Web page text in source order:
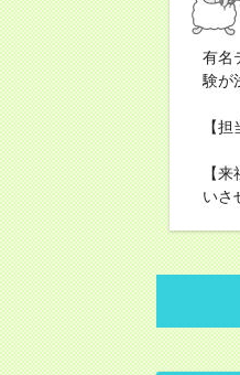
有名
験が
【
【
いさ